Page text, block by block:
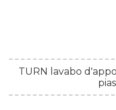
TURN lavabo